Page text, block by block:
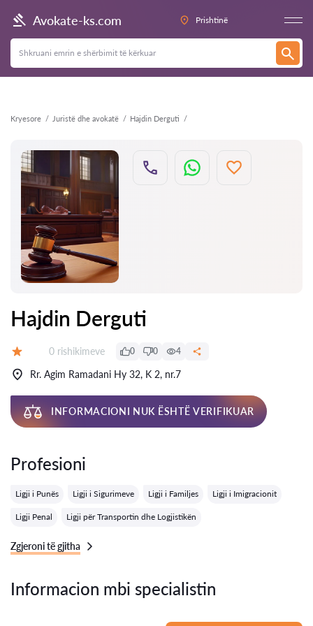
Avokate-ks.com Prishtinë
Kryesore Juristë dhe avokatë Hajdin Derguti
Kthehu
Hajdin Derguti
Rishikime:
0 rishikimeve 0 0 4
Rr. Agim Ramadani Hy 32, K 2, nr.7
INFORMACIONI NUK ËSHTË VERIFIKUAR
Profesioni
Ligji i Punës Ligji i Sigurimeve Ligji i Familjes Ligji i Imigracionit
Ligji Penal Ligji për Transportin dhe Logjistikën
Zgjeroni të gjitha
Informacion mbi specialistin